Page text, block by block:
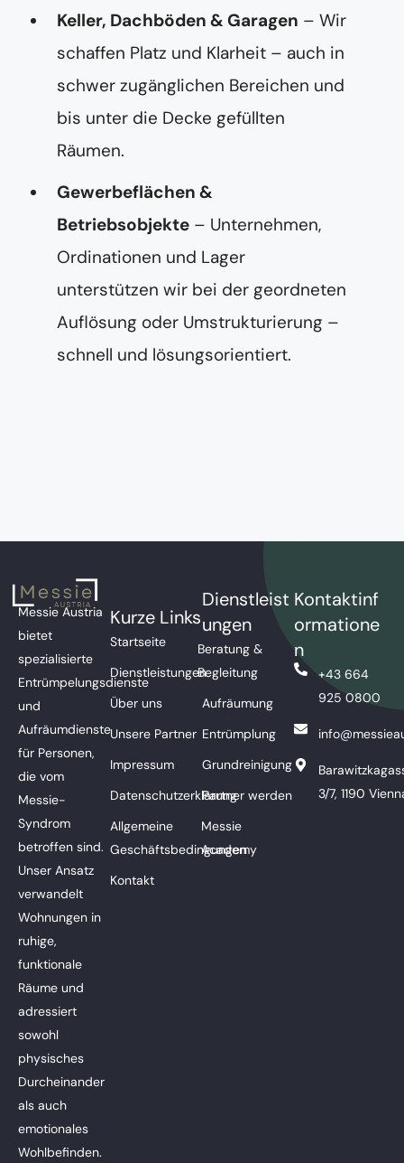
Keller, Dachböden & Garagen – Wir
schaffen Platz und Klarheit – auch in
schwer zugänglichen Bereichen und
bis unter die Decke gefüllten
Räumen.
Gewerbeflächen &
Betriebsobjekte – Unternehmen,
Ordinationen und Lager
unterstützen wir bei der geordneten
Auflösung oder Umstrukturierung –
schnell und lösungsorientiert.
Messie Austria
bietet
spezialisierte
Entrümpelungsdienste
und
Aufräumdienste
für Personen,
die vom
Messie-
Syndrom
betroffen sind.
Unser Ansatz
verwandelt
Wohnungen in
ruhige,
funktionale
Räume und
adressiert
sowohl
physisches
Durcheinander
als auch
emotionales
Wohlbefinden.
Kurze Links
Startseite
Dienstleistungen
Über uns
Unsere Partner
Impressum
Datenschutzerklärung
Allgemeine
Geschäftsbedingungen
Kontakt
Dienstleist
ungen
Beratung &
Begleitung
Aufräumung
Entrümplung
Grundreinigung
Partner werden
Messie
Academy
Kontaktinf
ormatione
n
+43 664
925 0800
3/7, 1190